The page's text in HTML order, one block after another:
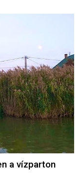
a vízparton